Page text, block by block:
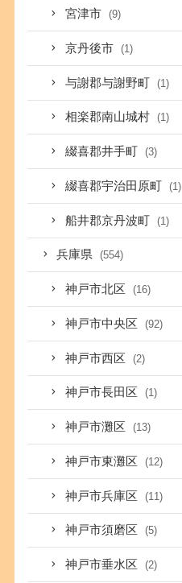
宮津市 (9)
京丹後市 (1)
与謝郡与謝野町 (1)
相楽郡南山城村 (1)
綴喜郡井手町 (3)
綴喜郡宇治田原町 (1)
船井郡京丹波町 (1)
兵庫県 (554)
神戸市北区 (16)
神戸市中央区 (92)
神戸市西区 (2)
神戸市長田区 (1)
神戸市灘区 (13)
神戸市東灘区 (12)
神戸市兵庫区 (11)
神戸市須磨区 (5)
神戸市垂水区 (2)